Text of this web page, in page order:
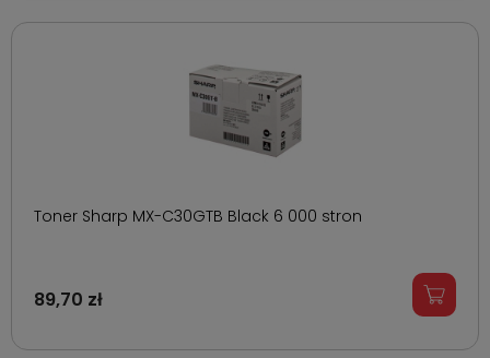
Toner Sharp MX-C30GTB Black 6 000 stron
89,70 zł